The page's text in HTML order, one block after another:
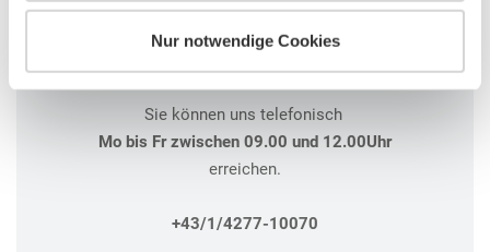
Nur notwendige Cookies
Telefonische Erreichbarkeit
Sie können uns telefonisch
Mo bis Fr zwischen 09.00 und 12.00Uhr
erreichen.
+43/1/4277-10070